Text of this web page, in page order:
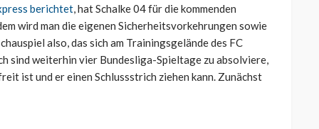
berichtet, hat Schalke 04 für die kommenden
wird man die eigenen Sicherheitsvorkehrungen sowie
also, das sich am Trainingsgelände des FC
sind weiterhin vier Bundesliga-Spieltage zu absolviere,
ist und er einen Schlussstrich ziehen kann. Zunächst